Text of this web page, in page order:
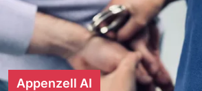
Appenzell AI